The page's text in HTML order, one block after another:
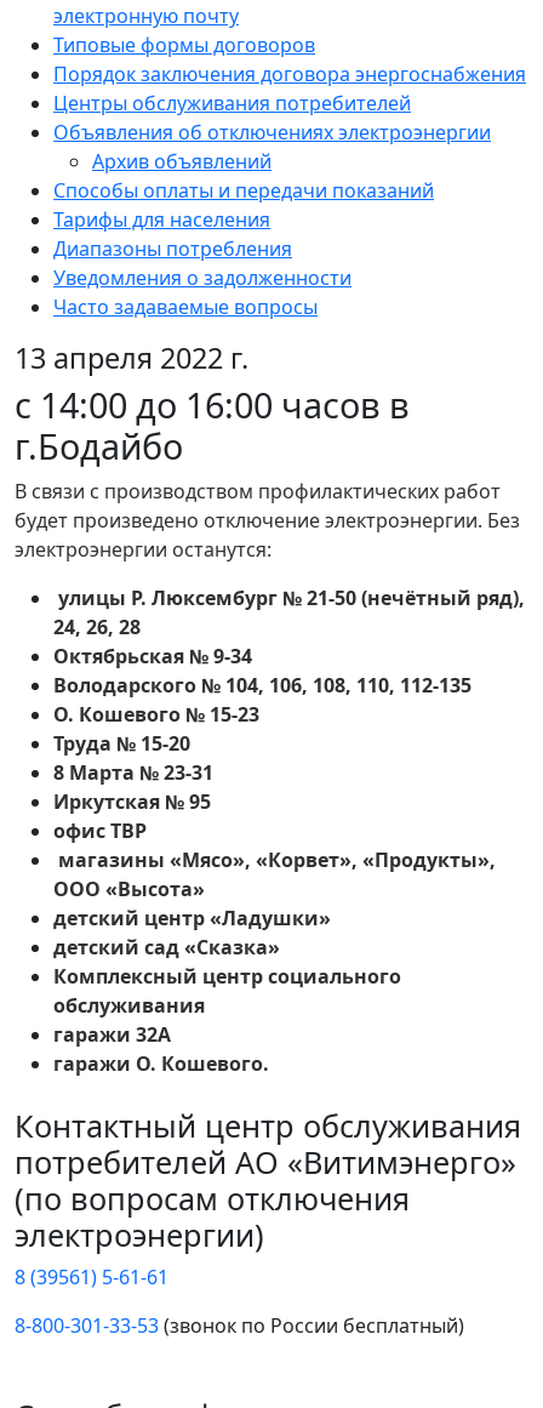
электронную почту
Типовые формы договоров
Порядок заключения договора энергоснабжения
Центры обслуживания потребителей
Объявления об отключениях электроэнергии
Архив объявлений
Способы оплаты и передачи показаний
Тарифы для населения
Диапазоны потребления
Уведомления о задолженности
Часто задаваемые вопросы
13 апреля 2022 г.
с 14:00 до 16:00 часов в
г.Бодайбо
В связи с производством профилактических работ
будет произведено отключение электроэнергии. Без
электроэнергии останутся:
улицы Р. Люксембург № 21-50 (нечётный ряд),
24, 26, 28
Октябрьская № 9-34
Володарского № 104, 106, 108, 110, 112-135
О. Кошевого № 15-23
Труда № 15-20
8 Марта № 23-31
Иркутская № 95
офис ТВР
магазины «Мясо», «Корвет», «Продукты»,
ООО «Высота»
детский центр «Ладушки»
детский сад «Сказка»
Комплексный центр социального
обслуживания
гаражи 32А
гаражи О. Кошевого.
Контактный центр обслуживания
потребителей АО «Витимэнерго»
(по вопросам отключения
электроэнергии)
8 (39561) 5-61-61
8-800-301-33-53(звонок по России бесплатный)